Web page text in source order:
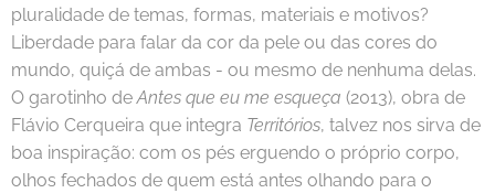
pluralidade de temas, formas, materiais e motivos?
Liberdade para falar da cor da pele ou das cores do
mundo, quiçá de ambas - ou mesmo de nenhuma delas.
O garotinho deAntes que eu me esqueça (2013), obra de
Flávio Cerqueira que integra Territórios, talvez nos sirva de
boa inspiração: com os pés erguendo o próprio corpo,
olhos fechados de quem está antes olhando para o